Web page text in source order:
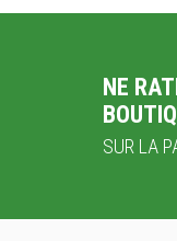
NE
SUR LA